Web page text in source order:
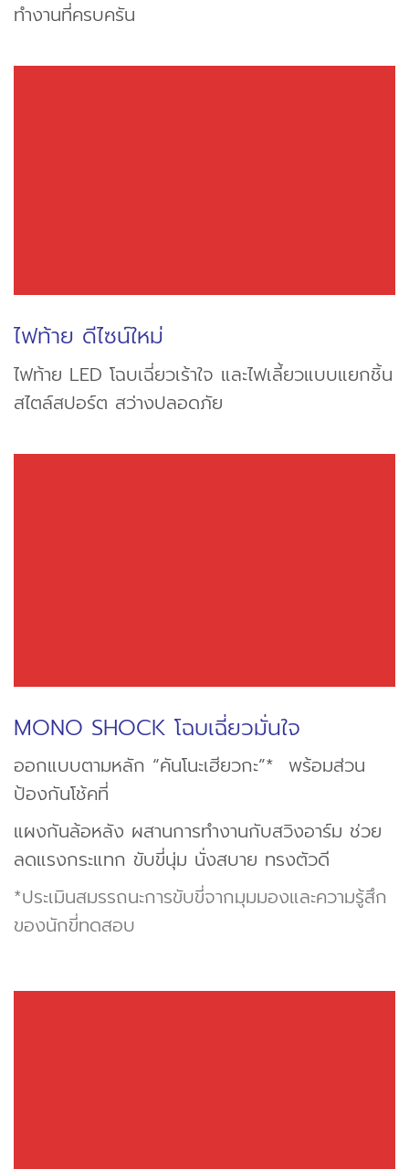
ทำงานที่ครบครัน
ไฟท้าย ดีไซน์ใหม่
ไฟท้าย LED โฉบเฉี่ยวเร้าใจ และไฟเลี้ยวแบบแยกชิ้น
สไตล์สปอร์ต สว่างปลอดภัย
MONO SHOCK โฉบเฉี่ยวมั่นใจ
ออกแบบตามหลัก “คันโนะเฮียวกะ”* พร้อมส่วน
ป้องกันโช้คที่
แผงกันล้อหลัง ผสานการทำงานกับสวิงอาร์ม ช่วย
ลดแรงกระแทก ขับขี่นุ่ม นั่งสบาย ทรงตัวดี
*ประเมินสมรรถนะการขับขี่จากมุมมองและความรู้สึก
ของนักขี่ทดสอบ